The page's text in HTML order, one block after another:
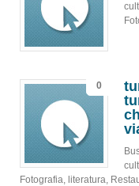
0
Fotografia, literatura,